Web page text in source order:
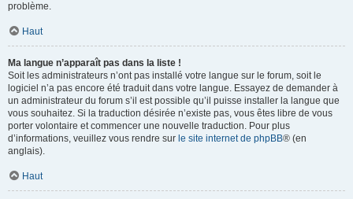
problème.
Haut
Ma langue n’apparaît pas dans la liste !
Soit les administrateurs n’ont pas installé votre langue sur le forum, soit le
logiciel n’a pas encore été traduit dans votre langue. Essayez de demander à
un administrateur du forum s’il est possible qu’il puisse installer la langue que
vous souhaitez. Si la traduction désirée n’existe pas, vous êtes libre de vous
porter volontaire et commencer une nouvelle traduction. Pour plus
d’informations, veuillez vous rendre sur le site internet de phpBB® (en
anglais).
Haut